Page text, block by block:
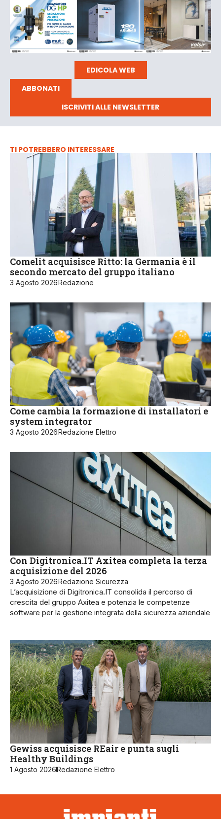
EDICOLA WEB
ABBONATI
ISCRIVITI ALLE NEWSLETTER
TI POTREBBERO INTERESSARE
Comelit acquisisce Ritto: la Germania è il
secondo mercato del gruppo italiano
3 Agosto 2026Redazione
Come cambia la formazione di installatori e
system integrator
3 Agosto 2026Redazione Elettro
Con Digitronica.IT Axitea completa la terza
acquisizione del 2026
3 Agosto 2026Redazione Sicurezza
L’acquisizione di Digitronica.IT consolida il percorso di
crescita del gruppo Axitea e potenzia le competenze
software per la gestione integrata della sicurezza aziendale
Gewiss acquisisce REair e punta sugli
Healthy Buildings
1 Agosto 2026Redazione Elettro